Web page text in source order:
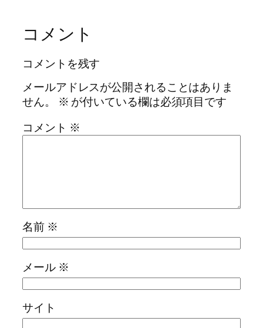
コメント
コメントを残す
メールアドレスが公開されることはありま
せん。
※ が付いている欄は必須項目です
コメント ※
名前 ※
メール ※
サイト